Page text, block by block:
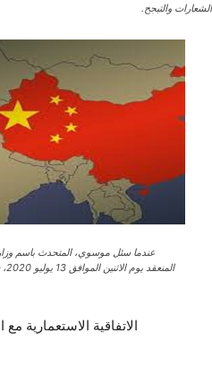
الشعارات والتبجح.
عندما سئل موسوي، المتحدث باسم
الاتفاقية الاستعمارية